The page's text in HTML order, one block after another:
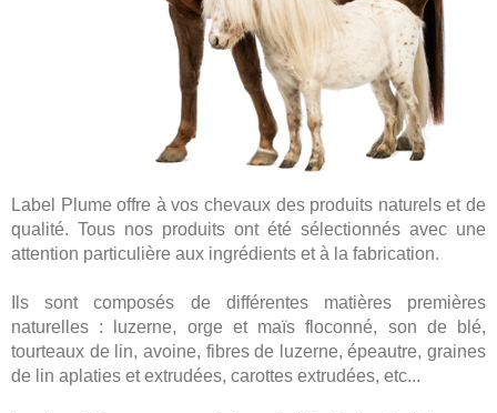
Label Plume offre à vos chevaux des produits naturels et de
qualité. Tous nos produits ont été sélectionnés avec une
attention particulière aux ingrédients et à la fabrication.
Ils sont composés de différentes matières premières
naturelles : luzerne, orge et maïs floconné, son de blé,
tourteaux de lin, avoine, fibres de luzerne, épeautre, graines
de lin aplaties et extrudées, carottes extrudées, etc...